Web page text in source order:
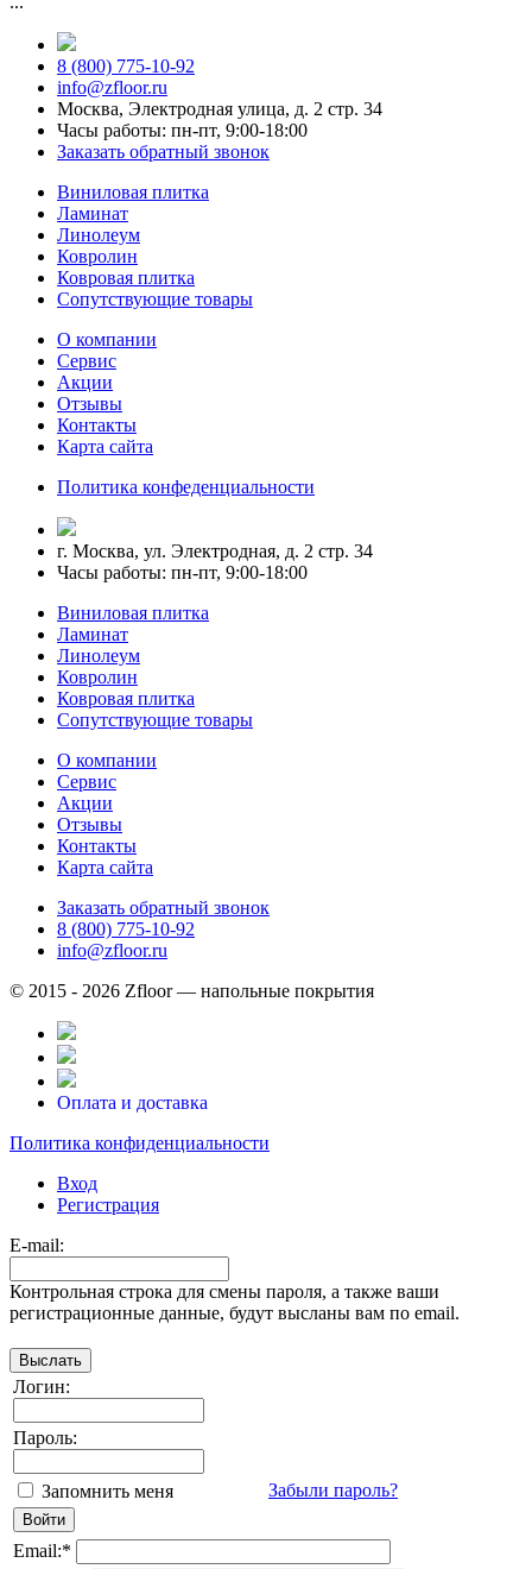
8 (800) 775-10-92
info@zfloor.ru
Москва, Электродная улица, д. 2 стр. 34
Часы работы: пн-пт, 9:00-18:00
Заказать обратный звонок
Виниловая плитка
Ламинат
Линолеум
Ковролин
Ковровая плитка
Сопутствующие товары
О компании
Сервис
Акции
Отзывы
Контакты
Карта сайта
Политика конфеденциальности
г. Москва, ул. Электродная, д. 2 стр. 34
Часы работы: пн-пт, 9:00-18:00
Виниловая плитка
Ламинат
Линолеум
Ковролин
Ковровая плитка
Сопутствующие товары
О компании
Сервис
Акции
Отзывы
Контакты
Карта сайта
Заказать обратный звонок
8 (800) 775-10-92
info@zfloor.ru
© 2015 - 2026 Zfloor — напольные покрытия
Оплата и доставка
Политика конфиденциальности
Вход
Регистрация
E-mail:
Контрольная строка для смены пароля, а также ваши
регистрационные данные, будут высланы вам по email.
Логин:
Пароль:
Запомнить меня Забыли пароль?
Email:*